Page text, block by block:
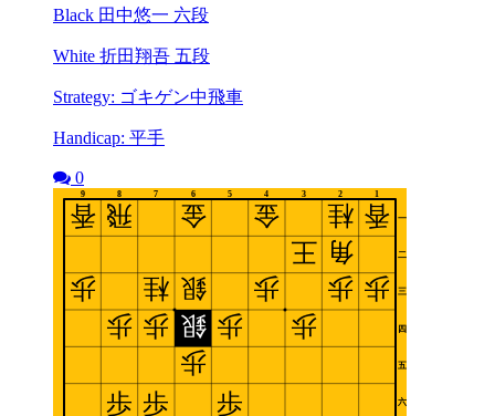
Black 田中悠一 六段
White 折田翔吾 五段
Strategy: ゴキゲン中飛車
Handicap: 平手
0